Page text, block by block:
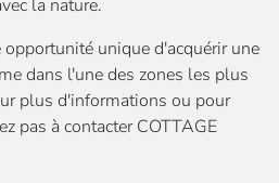
la nature.
unique d'acquérir une
dans l'une des zones les plus
plus d'informations ou pour
pas à contacter COTTAGE